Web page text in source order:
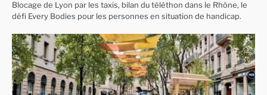
Blocage de Lyon par les taxis, bilan du téléthon dans le Rhône, le
défi Every Bodies pour les personnes en situation de handicap.